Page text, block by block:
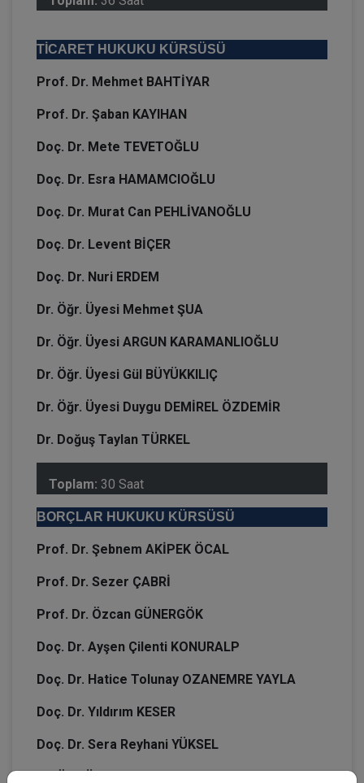
TİCARET HUKUKU KÜRSÜSÜ
Prof. Dr. Mehmet BAHTİYAR
Prof. Dr. Şaban KAYIHAN
Doç. Dr. Mete TEVETOĞLU
Doç. Dr. Esra HAMAMCIOĞLU
Doç. Dr. Murat Can PEHLİVANOĞLU
Doç. Dr. Levent BİÇER
Doç. Dr. Nuri ERDEM
Dr. Öğr. Üyesi Mehmet ŞUA
Dr. Öğr. Üyesi ARGUN KARAMANLIOĞLU
Dr. Öğr. Üyesi Gül BÜYÜKKILIÇ
Dr. Öğr. Üyesi Duygu DEMİREL ÖZDEMİR
Dr. Doğuş Taylan TÜRKEL
Toplam: 30 Saat
BORÇLAR HUKUKU KÜRSÜSÜ
Prof. Dr. Şebnem AKİPEK ÖCAL
Prof. Dr. Sezer ÇABRİ
Prof. Dr. Özcan GÜNERGÖK
Doç. Dr. Ayşen Çilenti KONURALP
Doç. Dr. Hatice Tolunay OZANEMRE YAYLA
Doç. Dr. Yıldırım KESER
Doç. Dr. Sera Reyhani YÜKSEL